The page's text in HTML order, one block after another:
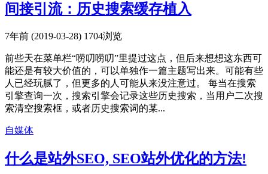
间接引流：历史搜索缓存植入
7年前 (2019-03-28) 1704浏览
前些天在菜单栏“唠叨唠叨”里提过这点，但后来想想这东西可
能还是有较大价值的，可以单独作一篇主题写出来。可能有些
人已经玩腻了，但更多的人可能从来没注意过。 每当在搜索
引擎查询一次，搜索引擎会记录这些历史搜索，当用户二次搜
索清空搜索框，或者历史搜索词的某...
自媒体
​什么是站外SEO, SEO站外优化的方法!